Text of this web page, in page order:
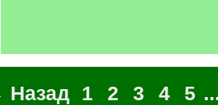
Назад 1 2 3 4 5